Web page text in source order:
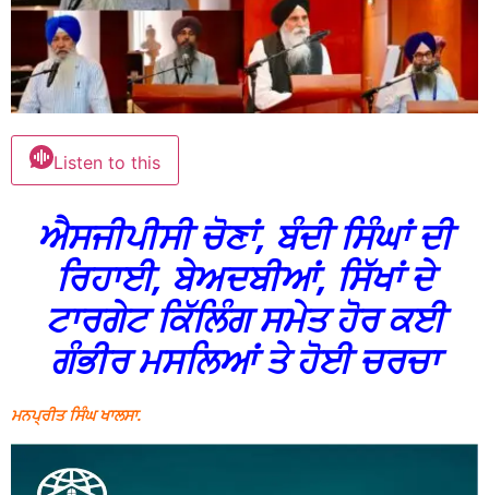
Listen to this
ਐਸਜੀਪੀਸੀ ਚੋਣਾਂ, ਬੰਦੀ ਸਿੰਘਾਂ ਦੀ
ਰਿਹਾਈ, ਬੇਅਦਬੀਆਂ, ਸਿੱਖਾਂ ਦੇ
ਟਾਰਗੇਟ ਕਿੱਲਿੰਗ ਸਮੇਤ ਹੋਰ ਕਈ
ਗੰਭੀਰ ਮਸਲਿਆਂ ਤੇ ਹੋਈ ਚਰਚਾ
ਮਨਪ੍ਰੀਤ ਸਿੰਘ ਖਾਲਸਾ.